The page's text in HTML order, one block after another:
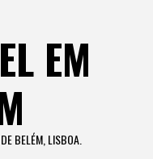
EM
BELÉM, LISBOA.